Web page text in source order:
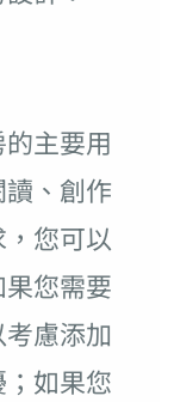
主要用
、創作
您可以
您需要
慮添加
如果您